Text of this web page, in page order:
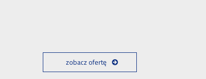
zobacz ofertę